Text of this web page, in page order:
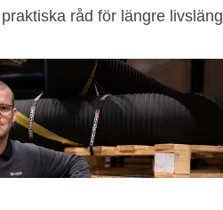
råd för längre